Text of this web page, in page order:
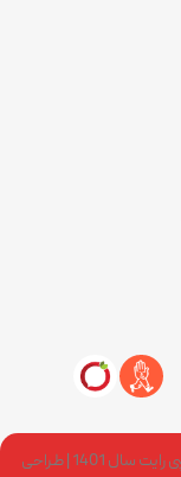
تمام حقوق وب سایت متعلق به آویزساز می باشد – کپی رایت سال 1401 | طراحی